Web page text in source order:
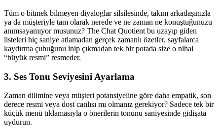
Tüm o bitmek bilmeyen diyaloglar silsilesinde, takım arkadaşınızla
ya da müşteriyle tam olarak nerede ve ne zaman ne konuştuğunuzu
anımsayamıyor musunuz? The Chat Quotient bu uzayıp giden
listeleri hiç saniye atlamadan gerçek zamanlı özetler, sayfalarca
kaydırma çubuğunu inip çıkmadan tek bir potada size o nihai
“büyük resmi” resmeder.
3. Ses Tonu Seviyesini Ayarlama
Zaman dilimine veya müşteri potansiyeline göre daha empatik, son
derece resmi veya dost canlısı mı olmanız gerekiyor? Sadece tek bir
küçük menü tıklamasıyla o önerilerin tonunu saniyesinde gidişata
uydurun.